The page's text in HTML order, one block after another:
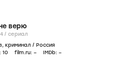
верю
/ сериал
, криминал / Россия
10 film.ru: – IMDb: –